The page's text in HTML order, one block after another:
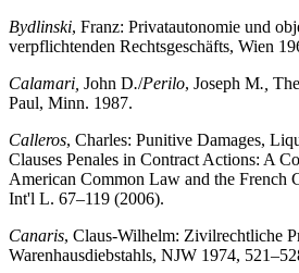
Bydlinski, Franz: Privatautonomie und
verpflichtenden Rechtsgeschäfts, Wien
Calamari, John D./Perilo, Joseph M.,
Paul, Minn. 1987.
Calleros, Charles: Punitive Damages,
Clauses Penales in Contract Actions: A
American Common Law and the French
Int'l L. 67–119 (2006).
Canaris, Claus-Wilhelm: Zivilrechtliche
Warenhausdiebstahls, NJW 1974,